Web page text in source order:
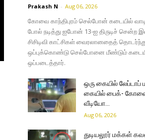
Prakash N - Aug 06, 2026
கோவை காந்திபுரம் செல்போன் கடையில்
போல் நடித்து ஐபோன் 13-ஐ திருடிச்
சிசிடிவி காட்சிகள் வைரலானதைத்
ஒப்புக்கொண்டு செல்போனை மீண்டும்
ஒப்படைத்தார்.
ஒரு கையில் லேப்டாப்
கையில் பைக்-
வீடியோ…
Aug 06, 2026
துடியலூர் மக்கள்